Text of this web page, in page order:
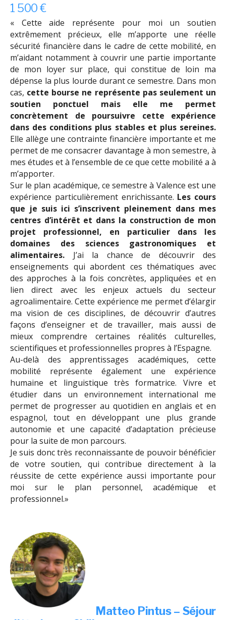
1 500 €
« Cette aide représente pour moi un soutien
extrêmement précieux, elle m’apporte une réelle
sécurité financière dans le cadre de cette mobilité, en
m’aidant notamment à couvrir une partie importante
de mon loyer sur place, qui constitue de loin ma
dépense la plus lourde durant ce semestre. Dans mon
cas, cette bourse ne représente pas seulement un
soutien ponctuel mais elle me permet
concrètement de poursuivre cette expérience
dans des conditions plus stables et plus sereines.
Elle allège une contrainte financière importante et me
permet de me consacrer davantage à mon semestre, à
mes études et à l’ensemble de ce que cette mobilité a à
m’apporter.
Sur le plan académique, ce semestre à Valence est une
expérience particulièrement enrichissante. Les cours
que je suis ici s’inscrivent pleinement dans mes
centres d’intérêt et dans la construction de mon
projet professionnel, en particulier dans les
domaines des sciences gastronomiques et
alimentaires. J’ai la chance de découvrir des
enseignements qui abordent ces thématiques avec
des approches à la fois concrètes, appliquées et en
lien direct avec les enjeux actuels du secteur
agroalimentaire. Cette expérience me permet d’élargir
ma vision de ces disciplines, de découvrir d’autres
façons d’enseigner et de travailler, mais aussi de
mieux comprendre certaines réalités culturelles,
scientifiques et professionnelles propres à l’Espagne.
Au-delà des apprentissages académiques, cette
mobilité représente également une expérience
humaine et linguistique très formatrice. Vivre et
étudier dans un environnement international me
permet de progresser au quotidien en anglais et en
espagnol, tout en développant une plus grande
autonomie et une capacité d’adaptation précieuse
pour la suite de mon parcours.
Je suis donc très reconnaissante de pouvoir bénéficier
de votre soutien, qui contribue directement à la
réussite de cette expérience aussi importante pour
moi sur le plan personnel, académique et
professionnel.»
Matteo Pintus – Séjour